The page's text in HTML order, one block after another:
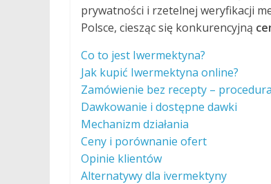
prywatności i rzetelnej weryfikacji
Polsce, ciesząc się konkurencyjną
Co to jest Iwermektyna?
Jak kupić Iwermektyna online?
Zamówienie bez recepty – procedura
Dawkowanie i dostępne dawki
Mechanizm działania
Ceny i porównanie ofert
Opinie klientów
Alternatywy dla ivermektyny